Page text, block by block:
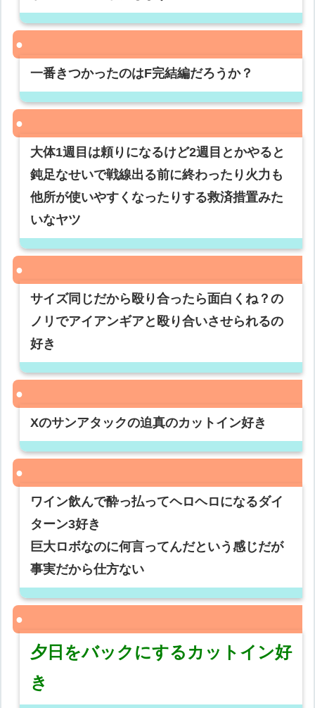
一番きつかったのはF完結編だろうか？
大体1週目は頼りになるけど2週目とかやると
鈍足なせいで戦線出る前に終わったり火力も
他所が使いやすくなったりする救済措置みた
いなヤツ
サイズ同じだから殴り合ったら面白くね？の
ノリでアイアンギアと殴り合いさせられるの
好き
Xのサンアタックの迫真のカットイン好き
ワイン飲んで酔っ払ってヘロヘロになるダイ
ターン3好き
巨大ロボなのに何言ってんだという感じだが
事実だから仕方ない
夕日をバックにするカットイン好
き